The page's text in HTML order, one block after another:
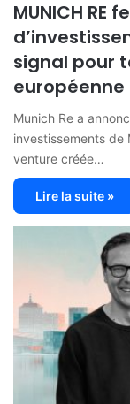
MUNICH RE
signal pour
européenne
Munich Re a
investissements de
venture créée…
Lire la suite »